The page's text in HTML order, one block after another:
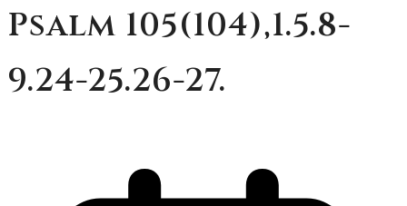
Psalm 105(104),1.5.8-
9.24-25.26-27.